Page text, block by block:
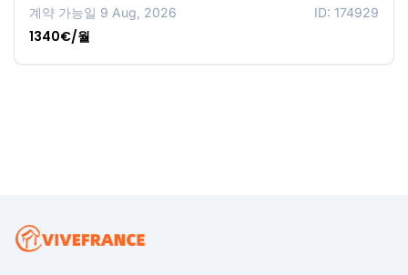
계약 가능일 9 Aug, 2026 ID: 174929
1340€/월